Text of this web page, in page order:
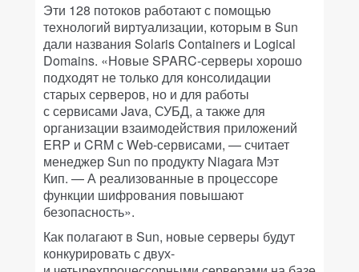
Эти 128 потоков работают с помощью
технологий виртуализации, которым в Sun
дали названия Solaris Containers и Logical
Domains. «Новые SPARC-серверы хорошо
подходят не только для консолидации
старых серверов, но и для работы
с сервисами Java, СУБД, а также для
организации взаимодействия приложений
ERP и CRM с Web-сервисами, — считает
менеджер Sun по продукту Niagara Мэт
Кип. — А реализованные в процессоре
функции шифрования повышают
безопасность».
Как полагают в Sun, новые серверы будут
конкурировать с двух-